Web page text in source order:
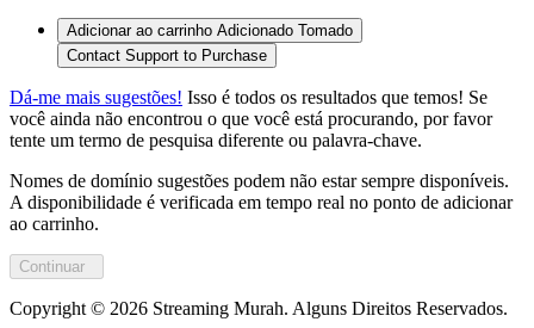
Adicionar ao carrinho Adicionado Tomado
Contact Support to Purchase
Dá-me mais sugestões! Isso é todos os resultados que temos! Se
você ainda não encontrou o que você está procurando, por favor
tente um termo de pesquisa diferente ou palavra-chave.
Nomes de domínio sugestões podem não estar sempre disponíveis.
A disponibilidade é verificada em tempo real no ponto de adicionar
ao carrinho.
Copyright © 2026 Streaming Murah. Alguns Direitos Reservados.